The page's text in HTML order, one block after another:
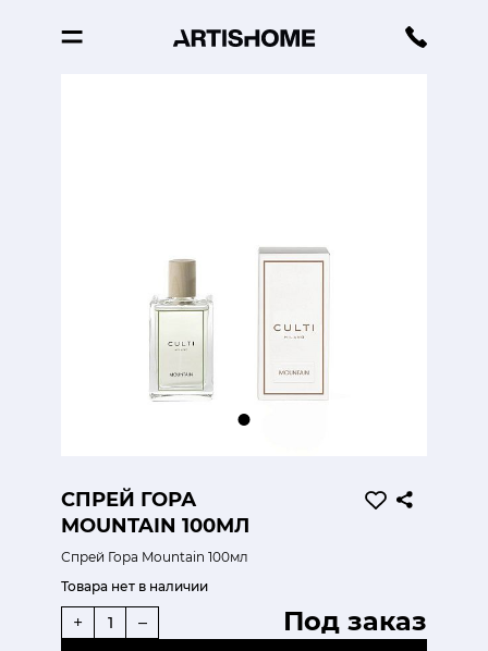
СПРЕЙ ГОРА
MOUNTAIN 100МЛ
Спрей Гора Mountain 100мл
Товара нет в наличии
Под заказ
+ –